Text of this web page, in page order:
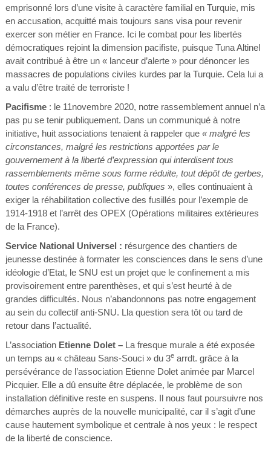
emprisonné lors d’une visite à caractère familial en Turquie, mis
en accusation, acquitté mais toujours sans visa pour revenir
exercer son métier en France. Ici le combat pour les libertés
démocratiques rejoint la dimension pacifiste, puisque Tuna Altinel
avait contribué à être un « lanceur d’alerte » pour dénoncer les
massacres de populations civiles kurdes par la Turquie. Cela lui a
a valu d’être traité de terroriste !
Pacifisme : le 11novembre 2020, notre rassemblement annuel n’a
pas pu se tenir publiquement. Dans un communiqué à notre
initiative, huit associations tenaient à rappeler que « malgré les
circonstances, malgré les restrictions apportées par le
gouvernement à la liberté d’expression qui interdisent tous
rassemblements même sous forme réduite, tout dépôt de gerbes,
toutes conférences de presse, publiques », elles continuaient à
exiger la réhabilitation collective des fusillés pour l’exemple de
1914-1918 et l’arrêt des OPEX (Opérations militaires extérieures
de la France).
Service National Universel : résurgence des chantiers de
jeunesse destinée à formater les consciences dans le sens d’une
idéologie d’Etat, le SNU est un projet que le confinement a mis
provisoirement entre parenthèses, et qui s’est heurté à de
grandes difficultés. Nous n’abandonnons pas notre engagement
au sein du collectif anti-SNU. Lla question sera tôt ou tard de
retour dans l’actualité.
L’association Etienne Dolet – La fresque murale a été exposée
un temps au « château Sans-Souci » du 3earrdt. grâce à la
persévérance de l’association Etienne Dolet animée par Marcel
Picquier. Elle a dû ensuite être déplacée, le problème de son
installation définitive reste en suspens. Il nous faut poursuivre nos
démarches auprès de la nouvelle municipalité, car il s’agit d’une
cause hautement symbolique et centrale à nos yeux : le respect
de la liberté de conscience.